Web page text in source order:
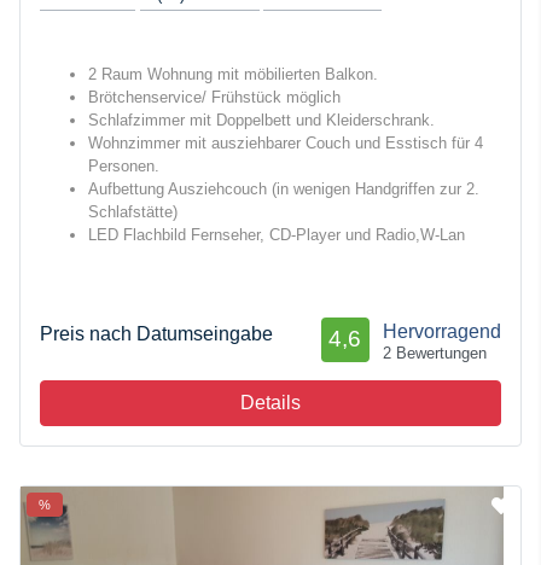
2 Raum Wohnung mit möbilierten Balkon.
Brötchenservice/ Frühstück möglich
Schlafzimmer mit Doppelbett und Kleiderschrank.
Wohnzimmer mit ausziehbarer Couch und Esstisch für 4
Personen.
Aufbettung Ausziehcouch (in wenigen Handgriffen zur 2.
Schlafstätte)
LED Flachbild Fernseher, CD-Player und Radio,W-Lan
Preis nach Datumseingabe Hervorragend
4,6
2 Bewertungen
Details
%